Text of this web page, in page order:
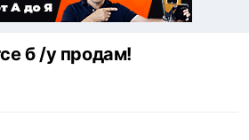
б /у продам!